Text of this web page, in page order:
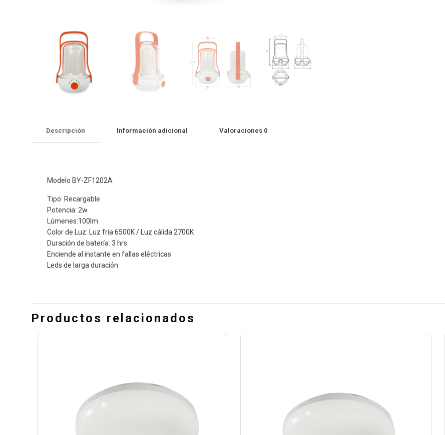
Descripción Información adicional Valoraciones 0
Modelo BY-ZF1202A
Tipo: Recargable
Potencia: 2w
Lúmenes:100Im
Color de Luz: Luz fría 6500K / Luz cálida 2700K
Duración de batería: 3 hrs
Enciende al instante en fallas eléctricas
Leds de larga duración
Productos relacionados